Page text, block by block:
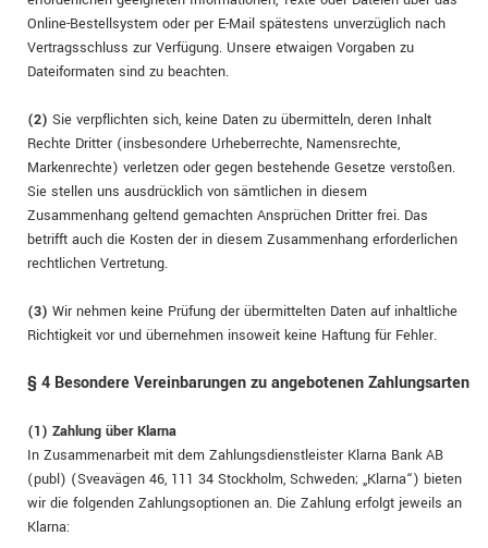
Online-Bestellsystem oder per E-Mail spätestens unverzüglich nach
Vertragsschluss zur Verfügung. Unsere etwaigen Vorgaben zu
Dateiformaten sind zu beachten.
(2) Sie verpflichten sich, keine Daten zu übermitteln, deren Inhalt
Rechte Dritter (insbesondere Urheberrechte, Namensrechte,
Markenrechte) verletzen oder gegen bestehende Gesetze verstoßen.
Sie stellen uns ausdrücklich von sämtlichen in diesem
Zusammenhang geltend gemachten Ansprüchen Dritter frei. Das
betrifft auch die Kosten der in diesem Zusammenhang erforderlichen
rechtlichen Vertretung.
(3) Wir nehmen keine Prüfung der übermittelten Daten auf inhaltliche
Richtigkeit vor und übernehmen insoweit keine Haftung für Fehler.
§ 4 Besondere Vereinbarungen zu angebotenen Zahlungsarten
(1) Zahlung über Klarna
In Zusammenarbeit mit dem Zahlungsdienstleister Klarna Bank AB
(publ) (Sveavägen 46, 111 34 Stockholm, Schweden; „Klarna“) bieten
wir die folgenden Zahlungsoptionen an. Die Zahlung erfolgt jeweils an
Klarna: